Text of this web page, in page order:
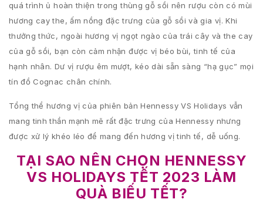
quá trình ủ hoàn thiện trong thùng gỗ sồi nên rượu còn có mùi
hương cay the, ấm nồng đặc trưng của gỗ sồi và gia vị. Khi
thưởng thức, ngoài hương vị ngọt ngào của trái cây và the cay
của gỗ sồi, bạn còn cảm nhận được vị béo bùi, tinh tế của
hạnh nhân. Dư vị rượu êm mượt, kéo dài sẵn sàng “hạ gục” mọi
tín đồ Cognac chân chính.
Tổng thể hương vị của phiên bản Hennessy VS Holidays vẫn
mang tinh thần mạnh mẽ rất đặc trưng của Hennessy nhưng
được xử lý khéo léo để mang đến hương vị tinh tế, dễ uống.
TẠI SAO NÊN CHỌN HENNESSY
VS HOLIDAYS TẾT 2023 LÀM
QUÀ BIẾU TẾT?